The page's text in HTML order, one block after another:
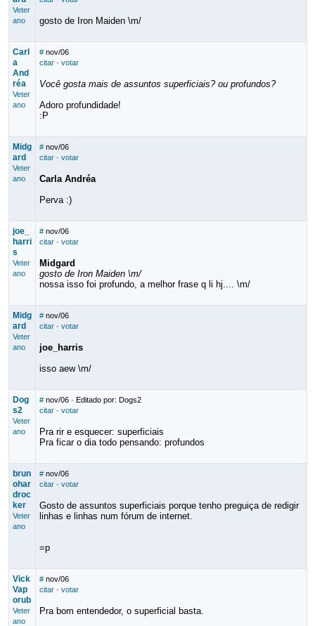
Veter
ano
gosto de Iron Maiden \m/
Carl
a
And
réa
Veter
ano
# nov/06
citar· votar
Você gosta mais de assuntos superficiais? ou profundos?
Adoro profundidade!
:P
Midg
ard
Veter
ano
# nov/06
citar· votar
Carla Andréa
Perva :)
joe_
harri
s
Veter
ano
# nov/06
citar· votar
Midgard
gosto de Iron Maiden \m/
nossa isso foi profundo, a melhor frase q li hj.... \m/
Midg
ard
Veter
ano
# nov/06
citar· votar
joe_harris
isso aew \m/
Dog
s2
Veter
ano
# nov/06· Editado por: Dogs2
citar· votar
Pra rir e esquecer: superficiais
Pra ficar o dia todo pensando: profundos
brun
ohar
droc
ker
Veter
ano
# nov/06
citar· votar
Gosto de assuntos superficiais porque tenho preguiça de redigir
linhas e linhas num fórum de internet.
=p
Vick
Vap
orub
Veter
ano
# nov/06
citar· votar
Pra bom entendedor, o superficial basta.